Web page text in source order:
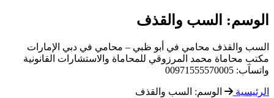
الوسم: السب والقذف
السب والقذف محامي في أبو ظبي – محامي في دبي الإمارات
مكتب محاماة محمد المرزوقي للمحاماة والاستشارات القانونية
واتسآب: 00971555570005
الرئيسية الوسم: السب والقذف